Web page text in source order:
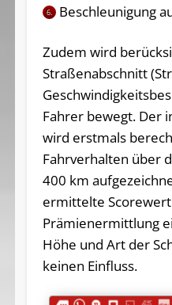
6. Beschleunigung
Zudem wird
Straßenabschnitt
Fahrer bewegt. Der
wird erstmals
Fahrverhalten über
400 km
ermittelte
Prämienermittlung
Höhe und Art der
keinen Einfluss.